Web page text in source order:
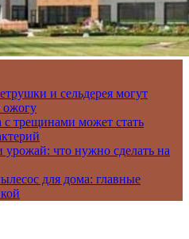
и сельдерея могут
ожогу
трещинами может стать
что нужно сделать на
для дома: главные